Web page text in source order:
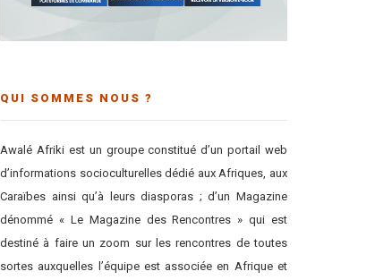
QUI SOMMES NOUS ?
Awalé Afriki est un groupe constitué d’un portail web
d’informations socioculturelles dédié aux Afriques, aux
Caraïbes ainsi qu’à leurs diasporas ; d’un Magazine
dénommé « Le Magazine des Rencontres » qui est
destiné à faire un zoom sur les rencontres de toutes
sortes auxquelles l’équipe est associée en Afrique et